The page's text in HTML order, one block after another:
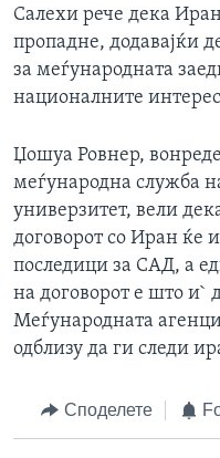
Салехи рече дека
пропадне, додавајќи
за меѓународната
националните
Џошуа Ровнер,
меѓународна служба
универзитет, вели
договорот со Иран ќе
последици за САД, а
на договорот е што и`
Меѓународната
одблизу да ги следи
Споделете